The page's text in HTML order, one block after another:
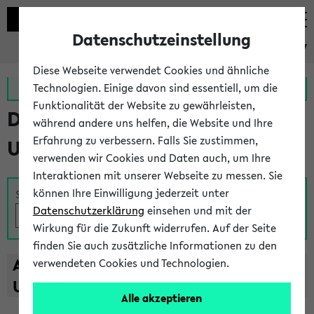
eKVV
Zur MeineUni App Zum MeineUni Portal
Das Lehrangebot der
Universität Bielefeld
Suche
A B C D E F G H I J K L M N O
U
V W X Y
Z
Datenschutzeinstellung
Diese Webseite verwendet Cookies und ähnliche
Technologien. Einige davon sind essentiell, um die
Funktionalität der Website zu gewährleisten,
während andere uns helfen, die Website und Ihre
Erfahrung zu verbessern. Falls Sie zustimmen,
verwenden wir Cookies und Daten auch, um Ihre
Interaktionen mit unserer Webseite zu messen. Sie
können Ihre Einwilligung jederzeit unter
Datenschutzerklärung einsehen und mit der
Wirkung für die Zukunft widerrufen. Auf der Seite
finden Sie auch zusätzliche Informationen zu den
verwendeten Cookies und Technologien.
Alle akzeptieren